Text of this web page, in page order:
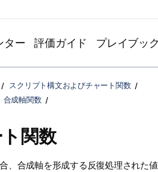
ター 評価ガイド プレイブック
スクリプト構文およびチャート関数
合成軸関数
関数
、合成軸を形成する反復処理された